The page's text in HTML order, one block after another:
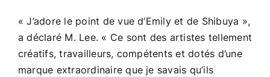
« J’adore le point de vue d’Emily et de Shibuya »,
a déclaré M. Lee. « Ce sont des artistes tellement
créatifs, travailleurs, compétents et dotés d’une
marque extraordinaire que je savais qu’ils